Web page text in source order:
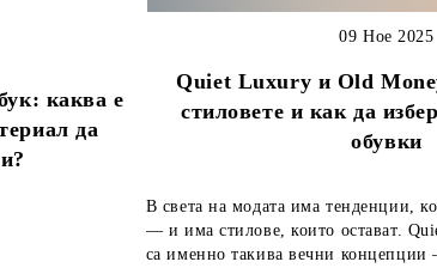
каква е
да
Quiet Luxury и Old
стиловете и как да
обувки
09 Ное 2025
В света на модата има тенденции,
— и има стилове, които остават.
са именно такива вечни концепции